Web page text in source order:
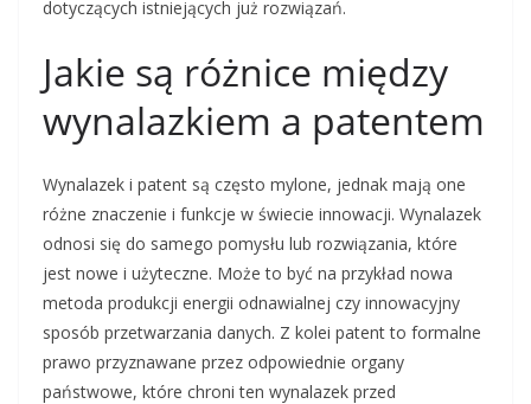
dotyczących istniejących już rozwiązań.
Jakie są różnice między
wynalazkiem a patentem
Wynalazek i patent są często mylone, jednak mają one
różne znaczenie i funkcje w świecie innowacji. Wynalazek
odnosi się do samego pomysłu lub rozwiązania, które
jest nowe i użyteczne. Może to być na przykład nowa
metoda produkcji energii odnawialnej czy innowacyjny
sposób przetwarzania danych. Z kolei patent to formalne
prawo przyznawane przez odpowiednie organy
państwowe, które chroni ten wynalazek przed